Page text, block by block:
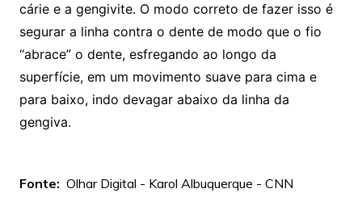
cárie e a gengivite. O modo correto de fazer isso é
segurar a linha contra o dente de modo que o fio
“abrace” o dente, esfregando ao longo da
superfície, em um movimento suave para cima e
para baixo, indo devagar abaixo da linha da
gengiva.
Fonte: Olhar Digital - Karol Albuquerque - CNN